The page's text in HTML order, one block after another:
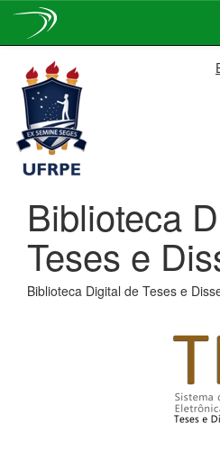
navigation
Biblioteca
Teses e
Biblioteca Digital de Teses e